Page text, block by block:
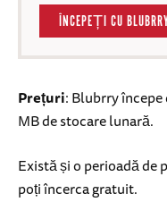
ÎNCEPEȚI CU
Prețuri: Blubrry începe
MB de stocare lunară.
Există și o perioadă de
poți încerca gratuit.